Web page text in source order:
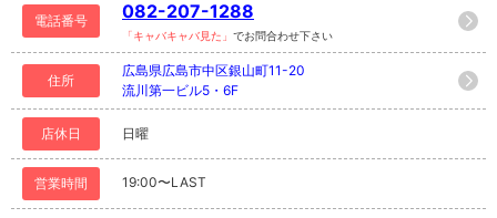
電話番号 082-207-1288
「キャバキャバ見た」 でお問合わせ下さい
住所
広島県広島市中区銀山町11-20
流川第一ビル5・6F
店休日 日曜
営業時間 19:00〜LAST